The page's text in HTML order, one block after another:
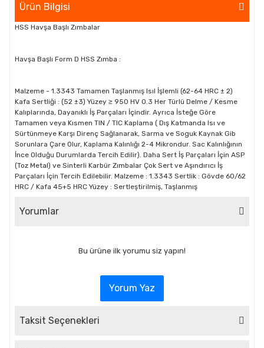
Ürün Bilgisi
HSS Havşa Başlı Zımbalar
Havşa Başlı Form D HSS Zımba :
Malzeme - 1.3343 Tamamen Taşlanmış Isıl İşlemli (62-64 HRC ± 2)
Kafa Sertliği : (52 ±3) Yüzey ≥ 950 HV 0.3 Her Türlü Delme / Kesme
Kalıplarında, Dayanıklı İş Parçaları İçindir. Ayrıca İsteğe Göre
Tamamen veya Kısmen TIN / TIC Kaplama ( Dış Katmanda Isı ve
Sürtünmeye Karşı Direnç Sağlanarak, Sarma ve Soguk Kaynak Gib
Sorunlara Çare Olur, Kaplama Kalınlığı 2-4 Mikrondur. Sac Kalınlığının
İnce Olduğu Durumlarda Tercih Edilir). Daha Sert İş Parçaları İçin ASP
(Toz Metal) ve Sinterli Karbür Zımbalar Çok Sert ve Aşındırıcı İş
Parçaları İçin Tercih Edilebilir. Malzeme : 1.3343 Sertlik : Gövde 60/62
HRC / Kafa 45+5 HRC Yüzey : Sertleştirilmiş, Taşlanmış
Yorumlar
Bu ürüne ilk yorumu siz yapın!
Yorum Yaz
Taksit Seçenekleri